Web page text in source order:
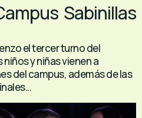
Sabinillas
el tercer turno del
y niñas vienen a
del campus, además de las